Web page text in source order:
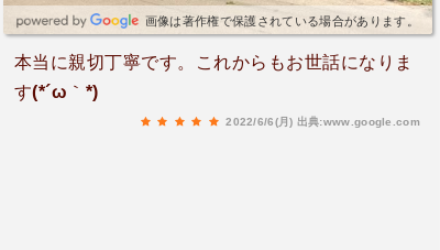
画像は著作権で保護されている場合があります。
本当に親切丁寧です。これからもお世話になりま
す(*´ω｀*)
2022/6/6(月) 出典:www.google.com